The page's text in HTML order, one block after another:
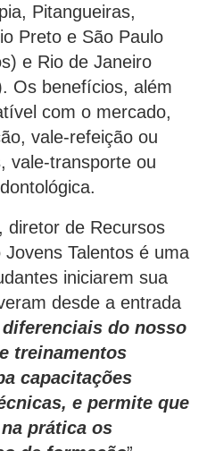
Pitangueiras,
Preto e São Paulo
e Rio de Janeiro
Os benefícios, além
com o mercado,
vale-refeição ou
vale-transporte ou
diretor de Recursos
Talentos é uma
iniciarem sua
desde a entrada
diferenciais do nosso
treinamentos
capacitações
e permite que
prática os